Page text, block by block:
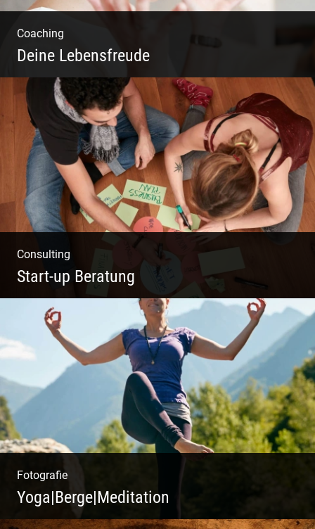
Coaching
Deine Lebensfreude
Einzel Coaching – Wir erobern DEIN Leben
zurück
Consulting
Start-up Beratung
Du beginnst Dein Eigenes zu erschaffen und
weißt nicht, wo du beginnen sollst?
Fotografie
Yoga|Berge|Meditation